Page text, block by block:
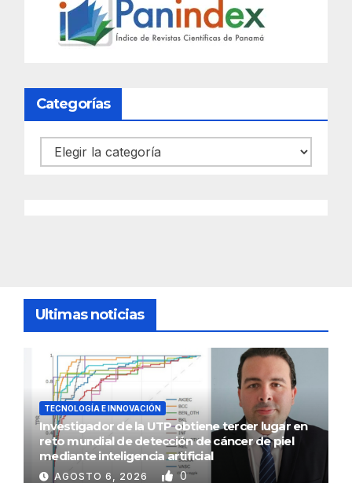
Categorías
Categorías
Ultimas noticias
TECNOLOGÍA E INNOVACIÓN
Investigador de la UTP obtiene tercer lugar en
reto mundial de detección de cáncer de piel
mediante inteligencia artificial
AGOSTO 6, 2026 0